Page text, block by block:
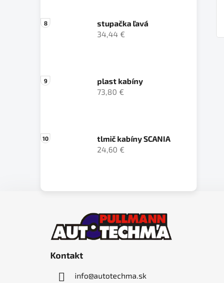
stupačka ľavá
34,44 €
plast kabíny
73,80 €
tlmič kabíny SCANIA
24,60 €
Kontakt
info@autotechma.sk